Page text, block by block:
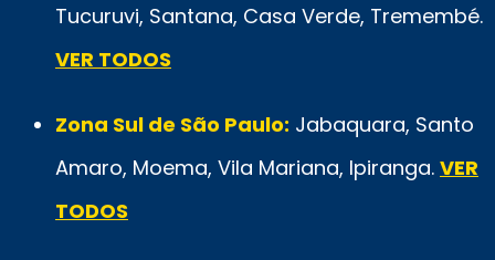
Tucuruvi, Santana, Casa Verde, Tremembé.
VER TODOS
Zona Sul de São Paulo: Jabaquara, Santo
Amaro, Moema, Vila Mariana, Ipiranga. VER
TODOS